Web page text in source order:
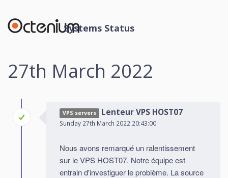
Systems Status
27th March 2022
VPS servers Lenteur VPS HOST07
Sunday 27th March 2022 20:43:00
Nous avons remarqué un ralentissement
sur le VPS HOST07. Notre équipe est
entrain d'investiguer le problème. La source